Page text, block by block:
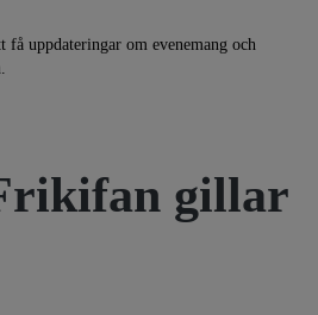
uppdateringar om evenemang och
gillar